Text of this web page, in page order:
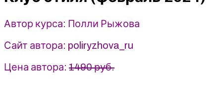
Полли
Рыжова
Автор курса: Полли Рыжова
Сайт автора: poliryzhova_ru
Цена автора: 1490 руб.